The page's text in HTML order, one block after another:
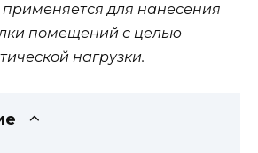
применяется для нанесения
помещений с целью
нагрузки.